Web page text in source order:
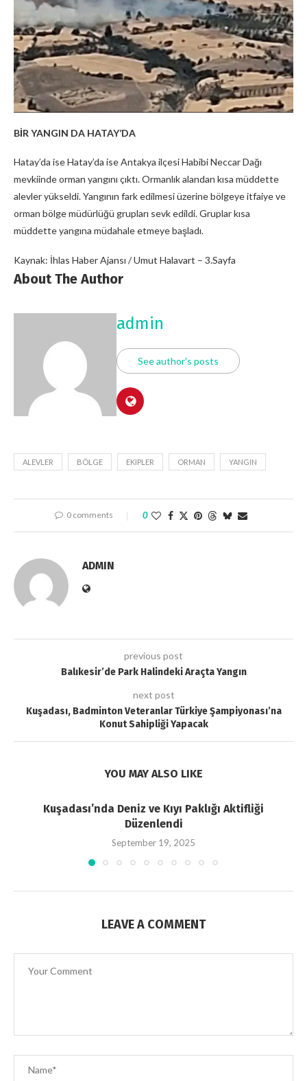
BİR YANGIN DA HATAY’DA
Hatay’da ise Hatay’da ise Antakya ilçesi Habibi Neccar Dağı
mevkiinde orman yangını çıktı. Ormanlık alandan kısa müddette
alevler yükseldi. Yangının fark edilmesi üzerine bölgeye itfaiye ve
orman bölge müdürlüğü grupları sevk edildi. Gruplar kısa
müddette yangına müdahale etmeye başladı.
Kaynak: İhlas Haber Ajansı / Umut Halavart – 3.Sayfa
About The Author
admin
See author's posts
ALEVLER BÖLGE EKIPLER ORMAN YANGIN
0 comments 0
ADMIN
previous post
Balıkesir’de Park Halindeki Araçta Yangın
next post
Kuşadası, Badminton Veteranlar Türkiye Şampiyonası’na
Konut Sahipliği Yapacak
YOU MAY ALSO LIKE
Kuşadası’nda Deniz ve Kıyı Paklığı Aktifliği
Düzenlendi
September 19, 2025
LEAVE A COMMENT